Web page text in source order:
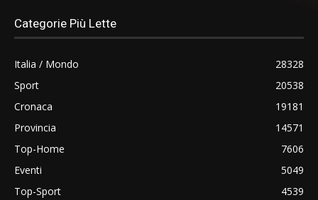
Categorie Più Lette
Italia / Mondo
28328
Sport
20538
Cronaca
19181
Provincia
14571
Top-Home
7606
Eventi
5049
Top-Sport
4539